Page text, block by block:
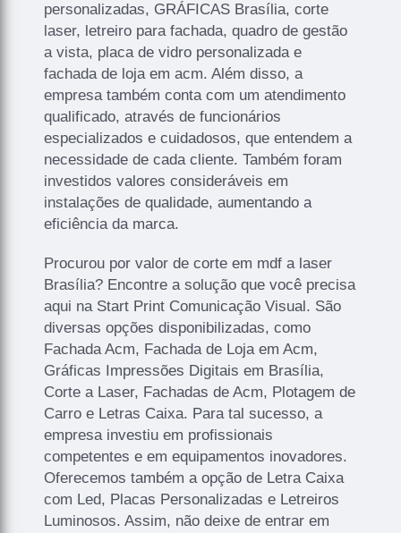
personalizadas, GRÁFICAS Brasília, corte
laser, letreiro para fachada, quadro de gestão
a vista, placa de vidro personalizada e
fachada de loja em acm. Além disso, a
empresa também conta com um atendimento
qualificado, através de funcionários
especializados e cuidadosos, que entendem a
necessidade de cada cliente. Também foram
investidos valores consideráveis em
instalações de qualidade, aumentando a
eficiência da marca.
Procurou por valor de corte em mdf a laser
Brasília? Encontre a solução que você precisa
aqui na Start Print Comunicação Visual. São
diversas opções disponibilizadas, como
Fachada Acm, Fachada de Loja em Acm,
Gráficas Impressões Digitais em Brasília,
Corte a Laser, Fachadas de Acm, Plotagem de
Carro e Letras Caixa. Para tal sucesso, a
empresa investiu em profissionais
competentes e em equipamentos inovadores.
Oferecemos também a opção de Letra Caixa
com Led, Placas Personalizadas e Letreiros
Luminosos. Assim, não deixe de entrar em